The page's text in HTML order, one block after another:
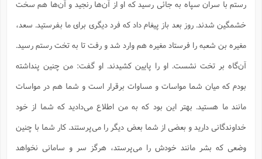
رستم با سران سپاه به جائى رسید که او از آن‌ها رنجید و آن‌ها هم سخت
خشمگین شدند. روز بعد باز پیغام داد که فرد دیگرى براى ما بفرستید. سعد،
مغیره بن شعبه را فرستاد مغیره هم وارد شد و رفت تا به تخت رستم رسید.
آن‌گاه بر تخت نشست. او را پایین کشیدند. او گفت: من چنین پنداشته
بودم که میان شما مواسات و مساوات برقرار است و شما هم در مواسات
مانند ما هستید. بهتر این بود که به من اطلاع مى‌دادید که شما از خود
خداوندگانى دارید و بعضى از شما بعض دیگر را مى‌پرستند. کار شما با چنین
وضعى که بشر مانند خودش را مى‌پرستد، هرگز سر و سامانى نخواهد